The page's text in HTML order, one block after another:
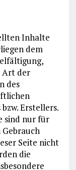
Inhalte
dem
Art der
des
Erstellers.
sind nur für
Seite nicht
die